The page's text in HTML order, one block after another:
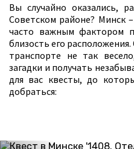
Вы случайно оказались,
Советском районе? Минск
часто важным фактором
близость его расположения.
транспорте не так
загадки и получать
для вас квесты, до
добраться: